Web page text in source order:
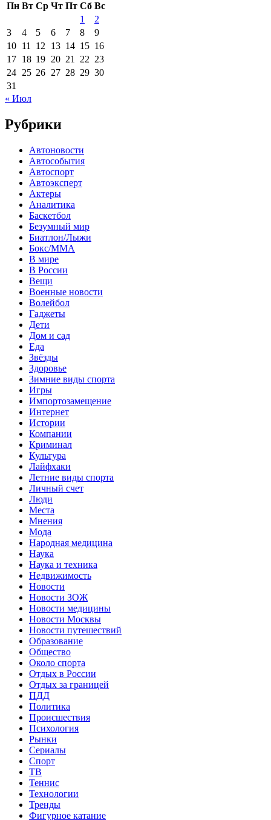
Пн Вт Ср Чт Пт Сб Вс
1
2
3
4 5 6 7 8
9
10 11 12 13 14 15 16
17 18 19 20 21 22 23
24 25 26 27 28 29 30
31
« Июл
Рубрики
Автоновости
Автособытия
Автоспорт
Автоэксперт
Актеры
Аналитика
Баскетбол
Безумный мир
Биатлон/Лыжи
Бокс/MMA
В мире
В России
Вещи
Военные новости
Волейбол
Гаджеты
Дети
Дом и сад
Еда
Звёзды
Здоровье
Зимние виды спорта
Игры
Импортозамещение
Интернет
Истории
Компании
Криминал
Культура
Лайфхаки
Летние виды спорта
Личный счет
Люди
Места
Мнения
Мода
Народная медицина
Наука
Наука и техника
Недвижимость
Новости
Новости ЗОЖ
Новости медицины
Новости Москвы
Новости путешествий
Образование
Общество
Около спорта
Отдых в России
Отдых за границей
ПДД
Политика
Происшествия
Психология
Рынки
Сериалы
Спорт
ТВ
Теннис
Технологии
Тренды
Фигурное катание